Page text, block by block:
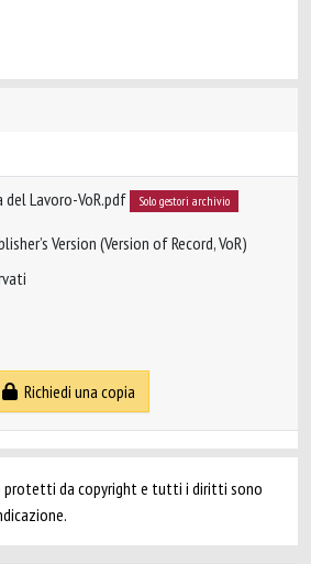
Lavoro-VoR.pdf Solo gestori archivio
Version (Version of Record, VoR)
Richiedi una copia
protetti da copyright e tutti i diritti sono